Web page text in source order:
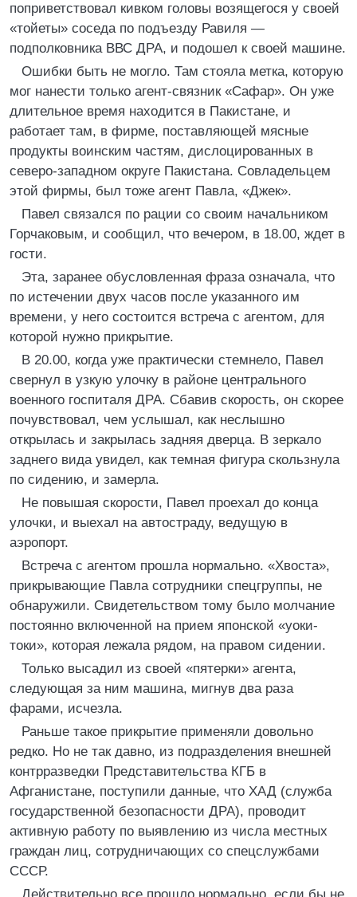
поприветствовал кивком головы возящегося у своей
«тойеты» соседа по подъезду Равиля —
подполковника ВВС ДРА, и подошел к своей машине.
Ошибки быть не могло. Там стояла метка, которую
мог нанести только агент-связник «Сафар». Он уже
длительное время находится в Пакистане, и
работает там, в фирме, поставляющей мясные
продукты воинским частям, дислоцированных в
северо-западном округе Пакистана. Совладельцем
этой фирмы, был тоже агент Павла, «Джек».
Павел связался по рации со своим начальником
Горчаковым, и сообщил, что вечером, в 18.00, ждет в
гости.
Эта, заранее обусловленная фраза означала, что
по истечении двух часов после указанного им
времени, у него состоится встреча с агентом, для
которой нужно прикрытие.
В 20.00, когда уже практически стемнело, Павел
свернул в узкую улочку в районе центрального
военного госпиталя ДРА. Сбавив скорость, он скорее
почувствовал, чем услышал, как неслышно
открылась и закрылась задняя дверца. В зеркало
заднего вида увидел, как темная фигура скользнула
по сидению, и замерла.
Не повышая скорости, Павел проехал до конца
улочки, и выехал на автостраду, ведущую в
аэропорт.
Встреча с агентом прошла нормально. «Хвоста»,
прикрывающие Павла сотрудники спецгруппы, не
обнаружили. Свидетельством тому было молчание
постоянно включенной на прием японской «уоки-
токи», которая лежала рядом, на правом сидении.
Только высадил из своей «пятерки» агента,
следующая за ним машина, мигнув два раза
фарами, исчезла.
Раньше такое прикрытие применяли довольно
редко. Но не так давно, из подразделения внешней
контрразведки Представительства КГБ в
Афганистане, поступили данные, что ХАД (служба
государственной безопасности ДРА), проводит
активную работу по выявлению из числа местных
граждан лиц, сотрудничающих со спецслужбами
СССР.